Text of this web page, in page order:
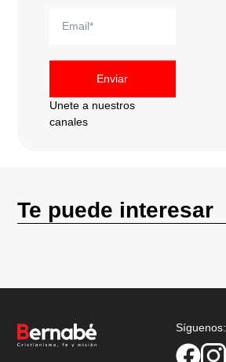
Enviar
Unete a nuestros
canales
Te puede interesar
Síguenos: